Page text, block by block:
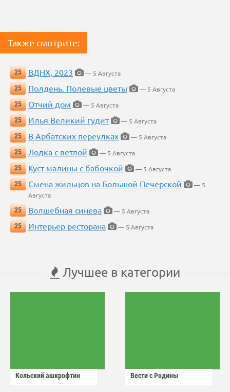
Также смотрите:
25 ВДНХ, 2023
— 5 Августа
25
Полдень. Полевые цветы
— 5 Августа
25
Отчий дом
— 5 Августа
25
Илья Великий гудит
— 5 Августа
25
В Арбатских переулках
— 5 Августа
25
Лодка с ветлой
— 5 Августа
25
Куст малины с бабочкой
— 5 Августа
25
Смена жильцов на Большой Печерской
— 5
Августа
25
Волшебная синева
— 5 Августа
25
Интерьер ресторана — 5 Августа
Лучшее в категории
Кольский ашкрофтин Вести с Родины